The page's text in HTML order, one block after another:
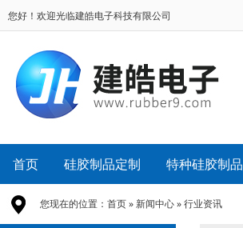
您好！欢迎光临建皓电子科技有限公司
首页 硅胶制品定制 特种硅胶制品
您现在的位置： 首页» 新闻中心»行业资讯